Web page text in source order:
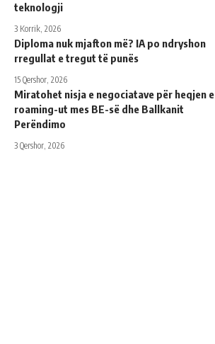
teknologji
3 Korrik, 2026
Diploma nuk mjafton më? IA po ndryshon
rregullat e tregut të punës
15 Qershor, 2026
Miratohet nisja e negociatave për heqjen e
roaming-ut mes BE-së dhe Ballkanit
Perëndimo
3 Qershor, 2026